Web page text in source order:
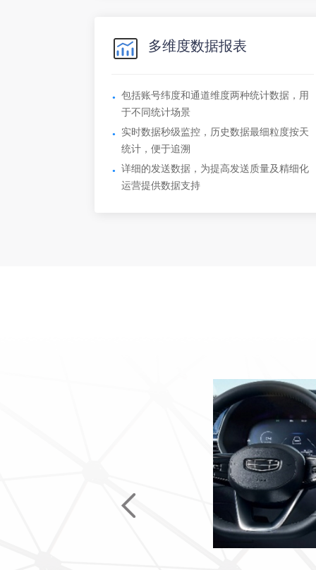
多维度数据报表
包括账号纬度和通道维度两种统计数据，用
于不同统计场景
实时数据秒级监控，历史数据最细粒度按天
统计，便于追溯
详细的发送数据，为提高发送质量及精细化
运营提供数据支持